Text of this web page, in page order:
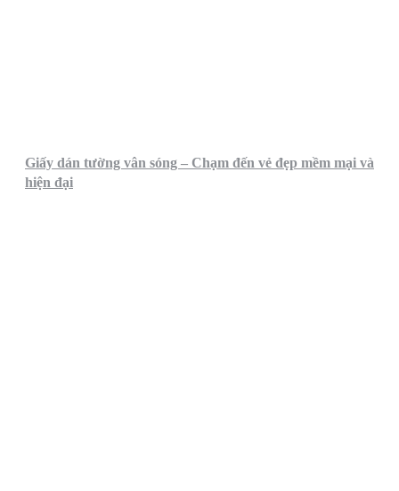
Giấy dán tường vân sóng – Chạm đến vẻ đẹp mềm mại và
hiện đại